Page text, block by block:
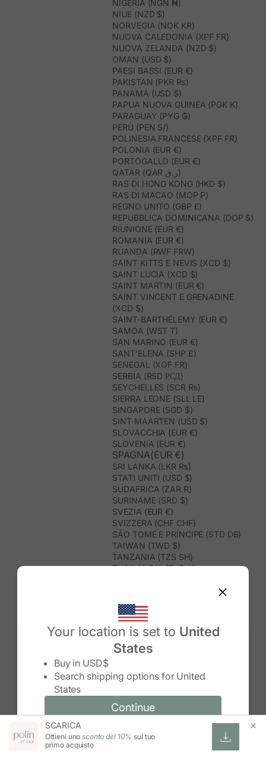
Your location is set to United
States
Buy in USD$
Search shipping options for United
States
Continue
Change country/region and language
Change country/region
Continue
NIGERIA (NGN ₦)
NIUE (NZD $)
NORVEGIA (NOK KR)
NUOVA CALEDONIA (XPF FR)
NUOVA ZELANDA (NZD $)
OMAN (USD $)
PAESI BASSI (EUR €)
PAKISTAN (PKR ₨)
PANAMÁ (USD $)
PAPUA NUOVA GUINEA (PGK K)
PARAGUAY (PYG ₲)
PERÙ (PEN S/)
POLINESIA FRANCESE (XPF FR)
POLONIA (EUR €)
PORTOGALLO (EUR €)
QATAR (QAR ر.ق)
RAS DI HONG KONG (HKD $)
RAS DI MACAO (MOP P)
REGNO UNITO (GBP £)
REPUBBLICA DOMINICANA (DOP $)
RIUNIONE (EUR €)
ROMANIA (EUR €)
RUANDA (RWF FRW)
SAINT KITTS E NEVIS (XCD $)
SAINT LUCIA (XCD $)
SAINT MARTIN (EUR €)
SAINT VINCENT E GRENADINE
(XCD $)
SAINT-BARTHÉLEMY (EUR €)
SAMOA (WST T)
SAN MARINO (EUR €)
SANT’ELENA (SHP £)
SENEGAL (XOF FR)
SERBIA (RSD РСД)
SEYCHELLES (SCR ₨)
SIERRA LEONE (SLL LE)
SINGAPORE (SGD $)
SINT MAARTEN (USD $)
SLOVACCHIA (EUR €)
SLOVENIA (EUR €)
SPAGNA(EUR €)
SRI LANKA (LKR ₨)
STATI UNITI (USD $)
SUDAFRICA (ZAR R)
SURINAME (SRD $)
SVEZIA (EUR €)
SVIZZERA (CHF CHF)
SÃO TOMÉ E PRÍNCIPE (STD DB)
TAIWAN (TWD $)
TANZANIA (TZS SH)
THAILANDIA (THB ฿)
TONGA (TOP T$)
TRINIDAD E TOBAGO (TTD $)
TUNISIA (USD $)
TURCHIA (TRY ₺)
TURKMENISTAN (USD $)
UNGHERIA (EUR €)
UZBEKISTAN (UZS SO'M)
VANUATU (VUV VT)
VIETNAM (VND ₫)
WALLIS E FUTUNA (XPF FR)
SCARICA
Ottieni unosconto del 10% sul tuo
primo acquisto